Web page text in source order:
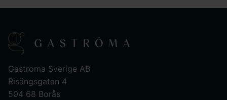
Gastroma Sverige AB
Risängsgatan 4
504 68 Borås